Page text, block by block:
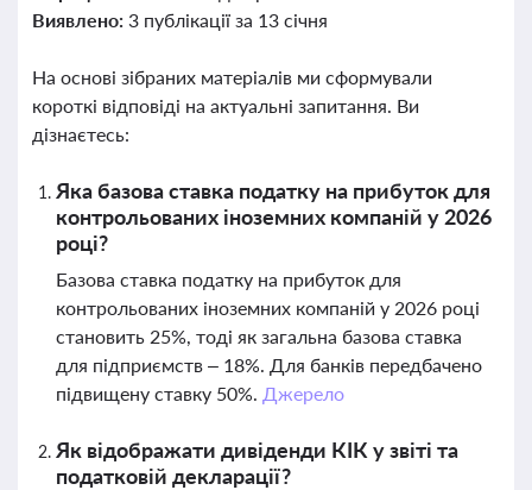
Виявлено: 3 публікації за 13 січня
На основі зібраних матеріалів ми сформували
короткі відповіді на актуальні запитання. Ви
дізнаєтесь:
Яка базова ставка податку на прибуток для
контрольованих іноземних компаній у 2026
році?
Базова ставка податку на прибуток для
контрольованих іноземних компаній у 2026 році
становить 25%, тоді як загальна базова ставка
для підприємств – 18%. Для банків передбачено
підвищену ставку 50%. Джерело
Як відображати дивіденди КІК у звіті та
податковій декларації?